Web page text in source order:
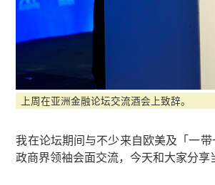
上周在亚洲金融论坛交流酒会上致辞。
我在论坛期间与不少来自欧美及「一
政商界领袖会面交流，今天和大家分享